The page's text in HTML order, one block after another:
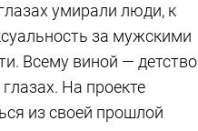
умирали люди, к
за мужскими
Всему виной — детство
На проекте
из своей прошлой